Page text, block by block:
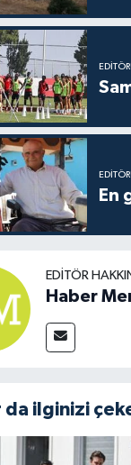
En
EDITÖR
Haber
da ilginizi